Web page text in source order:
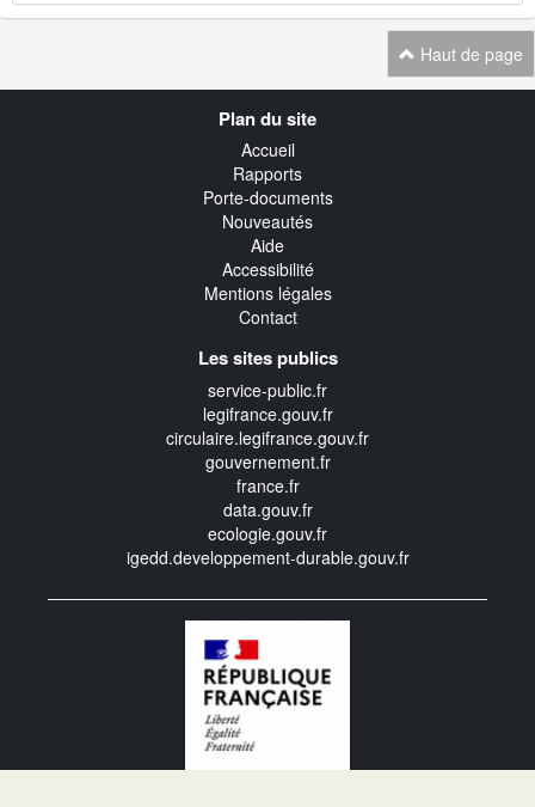
Haut de page
Plan du site
Accueil
Rapports
Porte-documents
Nouveautés
Aide
Accessibilité
Mentions légales
Contact
Les sites publics
service-public.fr
legifrance.gouv.fr
circulaire.legifrance.gouv.fr
gouvernement.fr
france.fr
data.gouv.fr
ecologie.gouv.fr
igedd.developpement-durable.gouv.fr